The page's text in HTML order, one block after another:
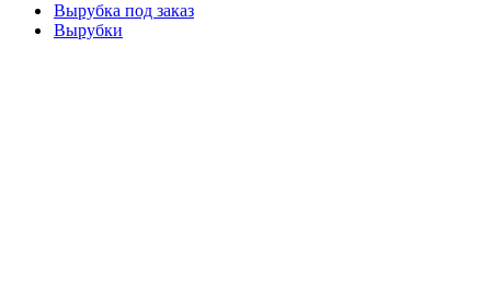
Вырубка под заказ
Вырубки